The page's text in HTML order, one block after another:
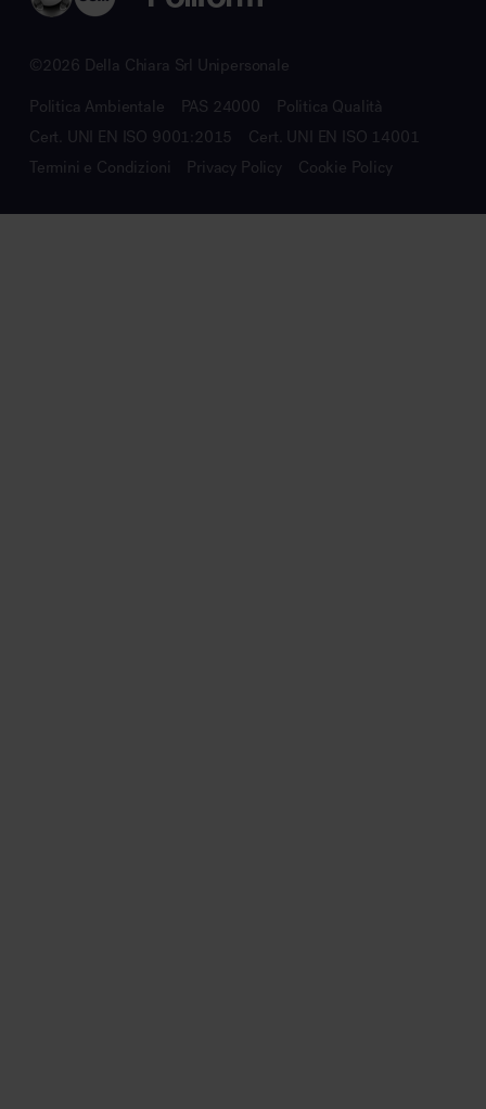
©2026 Della Chiara Srl Unipersonale
Politica Ambientale PAS 24000
Politica Qualità
Cert. UNI EN ISO 9001:2015
Cert. UNI EN ISO 14001
Termini e Condizioni
Privacy Policy Cookie Policy